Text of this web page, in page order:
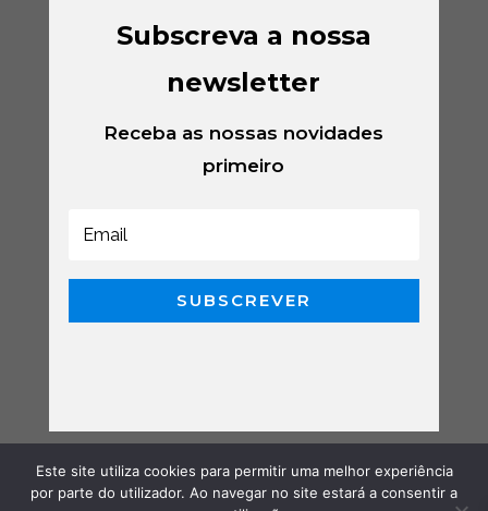
Subscreva a nossa
newsletter
Receba as nossas novidades
primeiro
SUBSCREVER
Este site utiliza cookies para permitir uma melhor experiência
por parte do utilizador. Ao navegar no site estará a consentir a